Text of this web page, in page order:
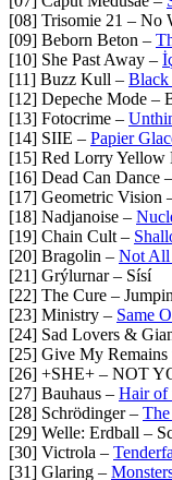
[08] Trisomie 21 – No
[09] Beborn Beton –
[10] She Past Away –
[11] Buzz Kull – Black
[12] Depeche Mode –
[13] Fotocrime –
[14] SIIE – Papier
[15] Red Lorry Yellow
[16] Dead Can Dance
[17] Geometric Vision
[18] Nadjanoise –
[19] Chain Cult –
[20] Bragolin – Not All
[21] Grýlurnar – Sísí
[22] The Cure –
[23] Ministry – Same
[24] Sad Lovers &
[25] Give My
[26] +SHE+ – NOT
[27] Bauhaus – Hair of
[28] Schrödinger –
[29] Welle: Erdball –
[30] Victrola –
[31] Glaring –